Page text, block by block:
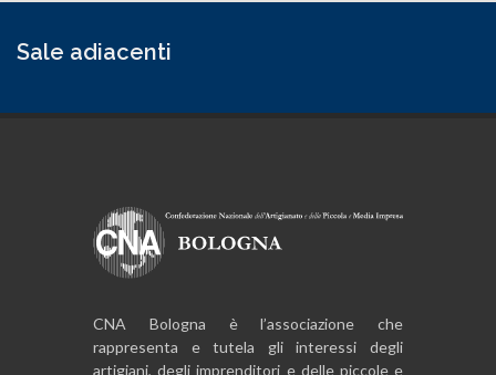
Sale adiacenti
CNA Bologna è l’associazione che
rappresenta e tutela gli interessi degli
artigiani, degli imprenditori e delle piccole e